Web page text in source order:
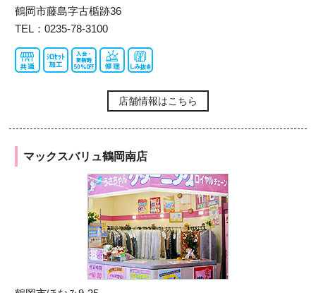
鶴岡市藤島字古楯跡36
TEL：0235-78-3100
店舗情報はこちら
マックスバリュ鶴岡南店